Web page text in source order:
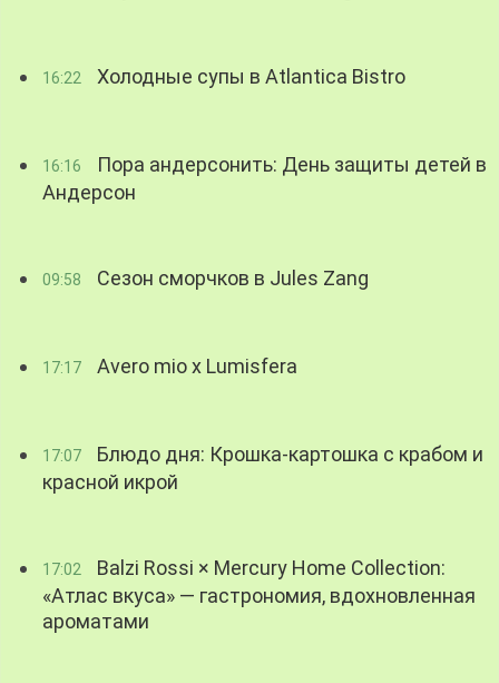
16:22 Холодные супы в Atlantica Bistro
16:16
Пора андерсонить: День защиты детей в
Андерсон
09:58 Сезон сморчков в Jules Zang
17:17 Avero mio x Lumisfera
17:07
Блюдо дня: Крошка-картошка с крабом и
красной икрой
17:02
Balzi Rossi × Mercury Home Collection:
«Атлас вкуса» — гастрономия, вдохновленная
ароматами